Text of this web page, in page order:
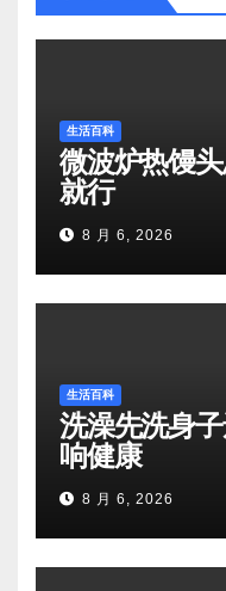
生活百科
微波炉热馒
就行
8 月 6, 2026
生活百科
洗澡先洗身
响健康
8 月 6, 2026